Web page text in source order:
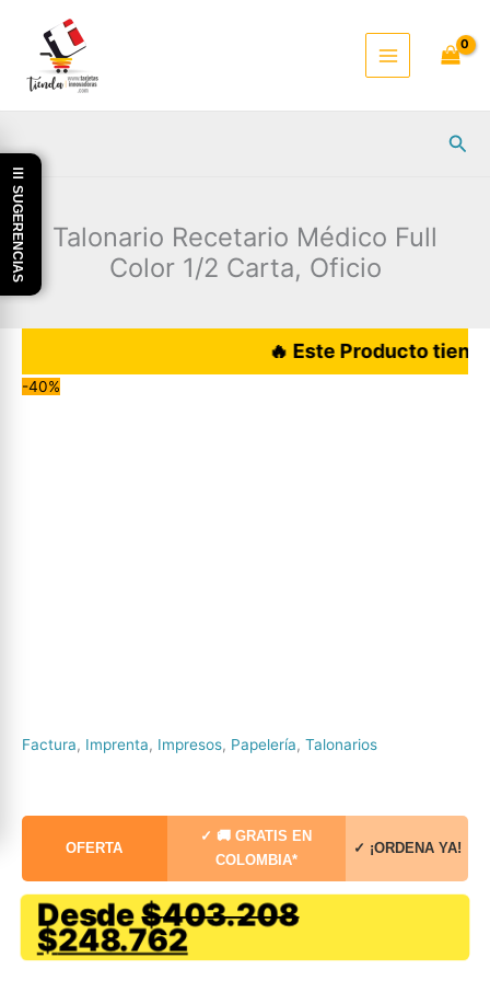
contenido
Talonario Recetario Médico Full
Color 1/2 Carta, Oficio
🔥 Este Producto tiene
-40%
Factura, Imprenta, Impresos, Papelería, Talonarios
OFERTA
✓ 🚚 GRATIS EN
COLOMBIA*
✓ ¡ORDENA YA!
Desde $403.208
El
precio
$248.762El
precio
☰ SUGERENCIAS